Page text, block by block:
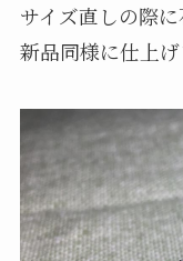
サイズ直しの際
新品同様に仕上